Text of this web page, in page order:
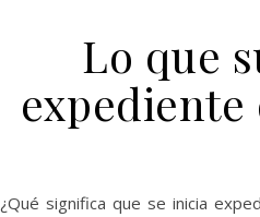
Lo que
¿Qué significa que se inicia